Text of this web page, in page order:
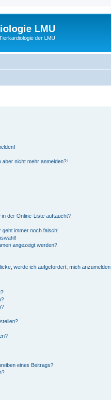
LMU
der LMU
nicht mehr anmelden?!
der Online-Liste auftaucht?
geht immer noch falsch!
angezeigt werden?
werde ich aufgefordert, mich anzumelden.
eines Beitrags?